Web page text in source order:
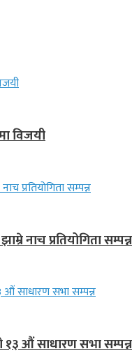
विजयी
नाच प्रतियोगिता सम्पन्न
१३ औं साधारण सभा सम्पन्न